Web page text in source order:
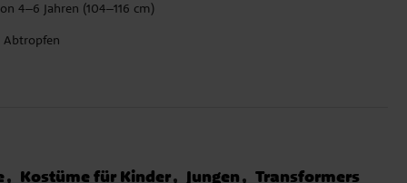
4–6 Jahren (104–116 cm)
Abtropfen
Kostüme für Kinder Jungen Transformers